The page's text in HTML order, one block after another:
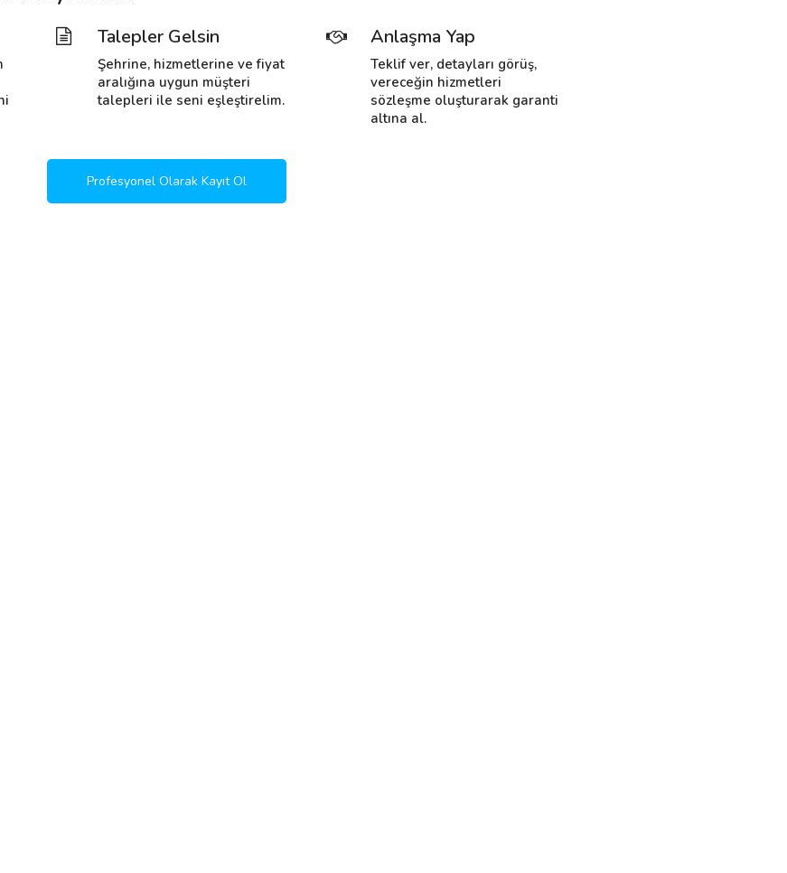
Talepler Gelsin
Şehrine, hizmetlerine ve fiyat
aralığına uygun müşteri
talepleri ile seni eşleştirelim.
Anlaşma Yap
Teklif ver, detayları görüş,
vereceğin hizmetleri
sözleşme oluşturarak garanti
altına al.
Profesyonel Olarak Kayıt Ol